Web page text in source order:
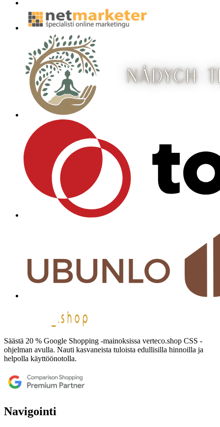
Säästä 20 % Google Shopping -mainoksissa verteco.shop CSS -
ohjelman avulla. Nauti kasvaneista tuloista edullisilla hinnoilla ja
helpolla käyttöönotolla.
Navigointi